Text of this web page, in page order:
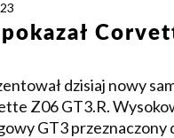
dzisiaj nowy
Z06 GT3.R.
GT3 przeznaczony